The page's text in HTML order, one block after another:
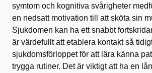
symtom och kognitiva svårigheter
en nedsatt motivation till att sköta sin
Sjukdomen kan ha ett snabbt
är värdefullt att etablera kontakt så
sjukdomsförloppet för att lära känna
trygga rutiner. Det är viktigt att ha en